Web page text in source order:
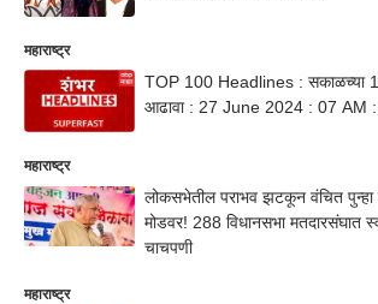
महाराष्ट्र
TOP 100 Headlines : सकाळच्या
महाराष्ट्र
लोकसभेतील पराभव झटकून वंचित पुन्हा
मोडवर! 288 विधानसभा मतदारसंघात
चाचपणी
महाराष्ट्र